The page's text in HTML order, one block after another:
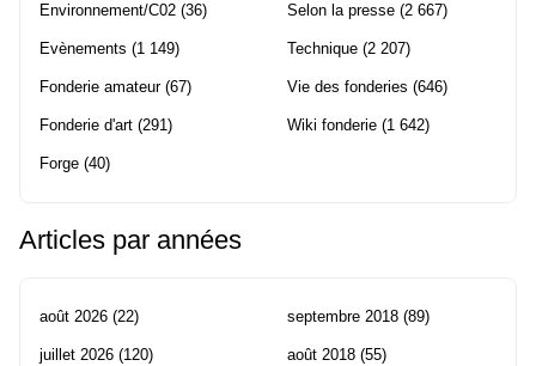
Environnement/C02 (36)
Evènements (1 149)
Fonderie amateur(67)
Fonderie d'art (291)
Forge (40)
Selon la presse (2 667)
Technique (2 207)
Vie des fonderies (646)
Wiki fonderie (1 642)
Articles par années
août 2026 (22)
juillet 2026 (120)
septembre 2018 (89)
août 2018 (55)